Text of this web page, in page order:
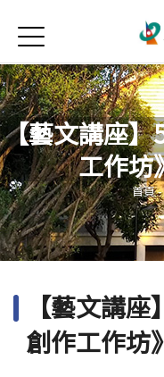
首
首頁
最新消息
中心簡介
師資陣容
藝文活動
活動集錦
【藝文講座
工作坊
首頁-
【藝文講
創作工作坊